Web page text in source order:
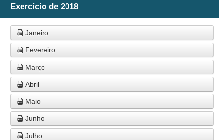
Exercício de 2018
Janeiro
Fevereiro
Março
Abril
Maio
Junho
Julho